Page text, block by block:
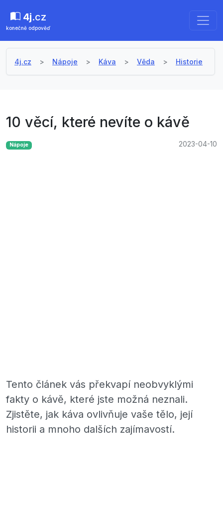
4j.cz
konečně odpověď
4j.cz Nápoje Káva Věda Historie
10 věcí, které nevíte o kávě
Nápoje 2023-04-10
Tento článek vás překvapí neobvyklými
fakty o kávě, které jste možná neznali.
Zjistěte, jak káva ovlivňuje vaše tělo, její
historii a mnoho dalších zajímavostí.